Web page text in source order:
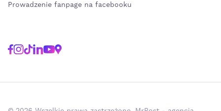
Prowadzenie fanpage na facebooku